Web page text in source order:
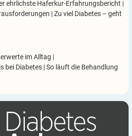
ehrlichste Haferkur-Erfahrungsbericht |
|Zu viel Diabetes – geht
im Alltag |
bei Diabetes |So läuft die Behandlung